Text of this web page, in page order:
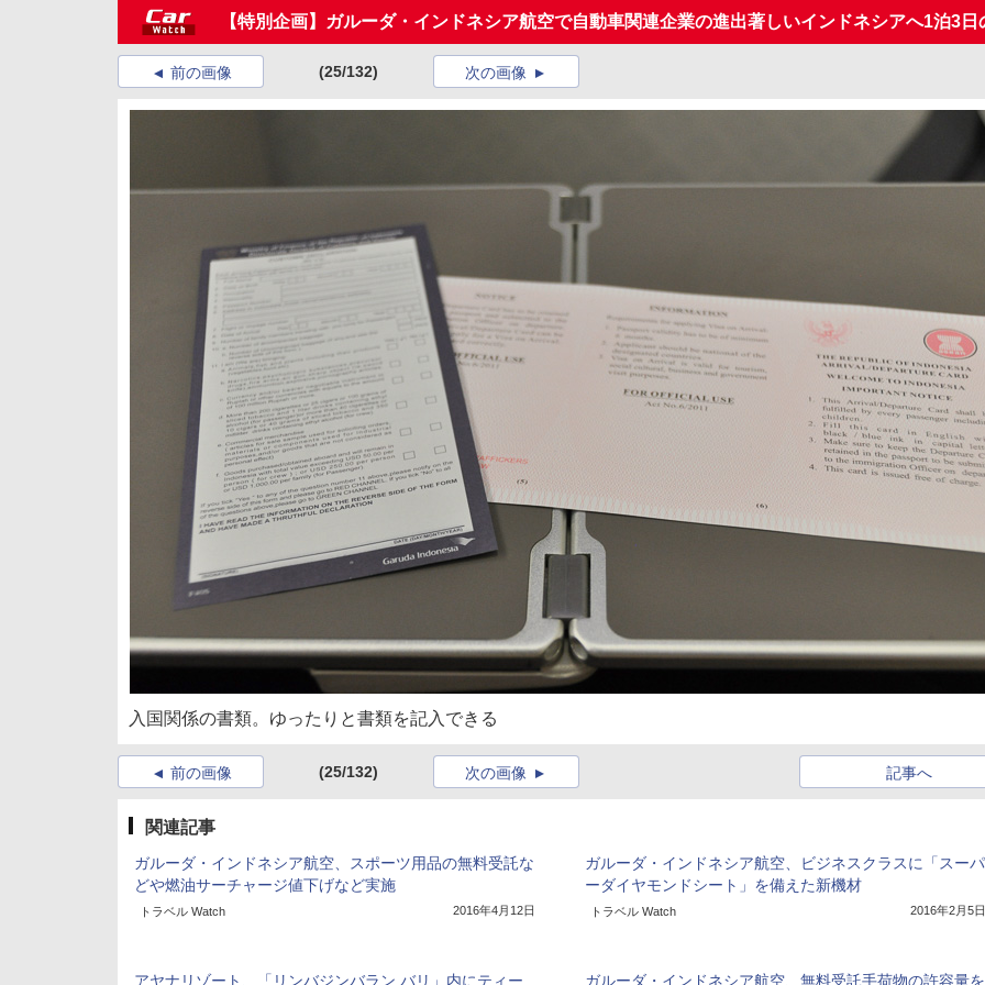
【特別企画】ガルーダ・インドネシア航空で自動車関連企業の進出著しいインドネシアへ1泊3日
前の画像 (25/132) 次の画像
入国関係の書類。ゆったりと書類を記入できる
前の画像 (25/132) 記事へ
次の画像
関連記事
ガルーダ・インドネシア航空、スポーツ用品の無料受託な
どや燃油サーチャージ値下げなど実施
トラベル Watch 2016年4月12日
ガルーダ・インドネシア航空、ビジネスクラスに「スーパ
ーダイヤモンドシート」を備えた新機材
トラベル Watch 2016年2月5日
アヤナリゾート、「リンバジンバラン バリ」内にティー ガルーダ・インドネシア航空、無料受託手荷物の許容量を